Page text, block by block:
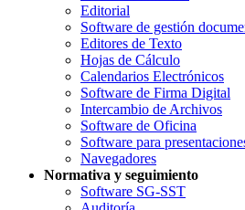
Editorial
Software de gestión
Editores de Texto
Hojas de Cálculo
Calendarios Electrónicos
Software de Firma Digital
Intercambio de Archivos
Software de Oficina
Software para
Navegadores
Normativa y seguimiento
Software SG-SST